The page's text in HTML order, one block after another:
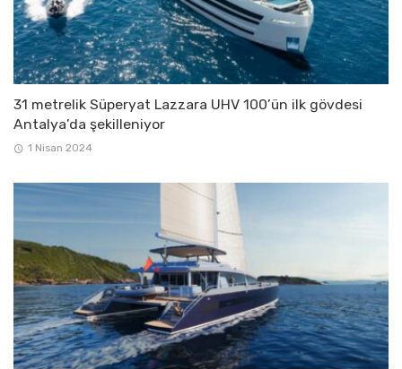
31 metrelik Süperyat Lazzara UHV 100’ün ilk gövdesi
Antalya’da şekilleniyor
1 Nisan 2024